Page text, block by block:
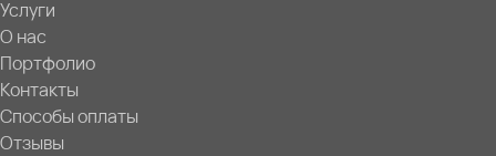
Услуги
О нас
Портфолио
Контакты
Способы оплаты
Отзывы